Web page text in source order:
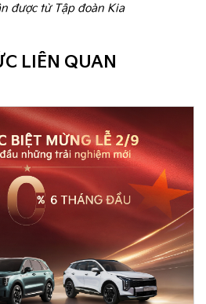
được từ Tập đoàn Kia
LIÊN QUAN